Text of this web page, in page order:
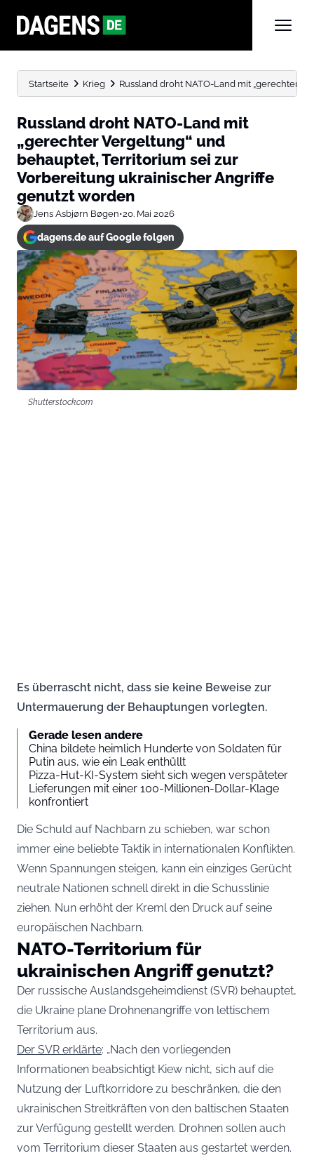
Startseite Krieg Russland droht NATO-Land mit „gerechter
Russland droht NATO-Land mit
„gerechter Vergeltung“ und
behauptet, Territorium sei zur
Vorbereitung ukrainischer Angriffe
genutzt worden
Jens Asbjørn Bøgen•20. Mai 2026
dagens.de auf Google folgen
Shutterstock.com
Es überrascht nicht, dass sie keine Beweise zur
Untermauerung der Behauptungen vorlegten.
Gerade lesen andere
China bildete heimlich Hunderte von Soldaten für
Putin aus, wie ein Leak enthüllt
Pizza-Hut-KI-System sieht sich wegen verspäteter
Lieferungen mit einer 100-Millionen-Dollar-Klage
konfrontiert
Die Schuld auf Nachbarn zu schieben, war schon
immer eine beliebte Taktik in internationalen Konflikten.
Wenn Spannungen steigen, kann ein einziges Gerücht
neutrale Nationen schnell direkt in die Schusslinie
ziehen. Nun erhöht der Kreml den Druck auf seine
europäischen Nachbarn.
NATO-Territorium für
ukrainischen Angriff genutzt?
Der russische Auslandsgeheimdienst (SVR) behauptet,
die Ukraine plane Drohnenangriffe von lettischem
Territorium aus.
Der SVR erklärte: „Nach den vorliegenden
Informationen beabsichtigt Kiew nicht, sich auf die
Nutzung der Luftkorridore zu beschränken, die den
ukrainischen Streitkräften von den baltischen Staaten
zur Verfügung gestellt werden. Drohnen sollen auch
vom Territorium dieser Staaten aus gestartet werden.